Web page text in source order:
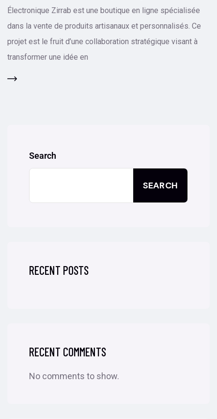
Électronique Zirrab est une boutique en ligne spécialisée
dans la vente de produits artisanaux et personnalisés. Ce
projet est le fruit d’une collaboration stratégique visant à
transformer une idée en
Search
SEARCH
RECENT POSTS
RECENT COMMENTS
No comments to show.